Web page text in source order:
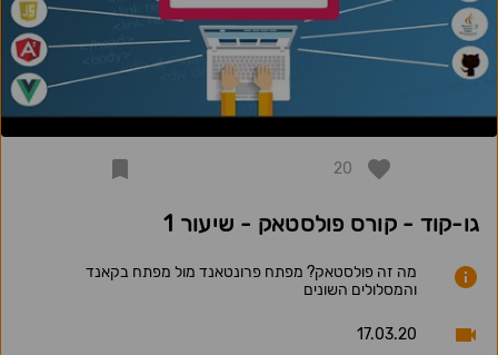
20
גו-קוד - קורס פולסטאק - שיעור 1
מה זה פולסטאק? מפתח פרונטאנד מול מפתח בקאנד
והמסלולים השונים
17.03.20